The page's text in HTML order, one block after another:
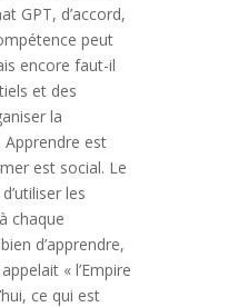
GPT, d’accord,
peut
encore faut-il
et des
la
est
est social. Le
les
chaque
d’apprendre,
« l’Empire
ce qui est